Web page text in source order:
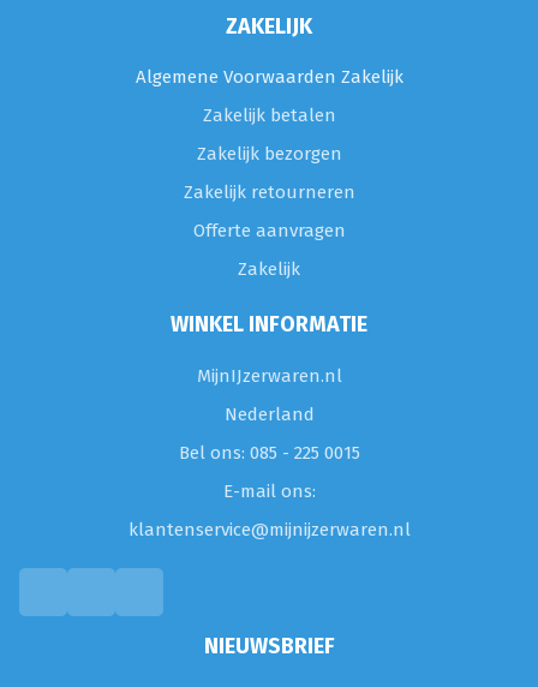
ZAKELIJK
Algemene Voorwaarden Zakelijk
Zakelijk betalen
Zakelijk bezorgen
Zakelijk retourneren
Offerte aanvragen
Zakelijk
WINKEL INFORMATIE
MijnIJzerwaren.nl
Nederland
Bel ons: 085 - 225 0015
E-mail ons:
klantenservice@mijnijzerwaren.nl
NIEUWSBRIEF